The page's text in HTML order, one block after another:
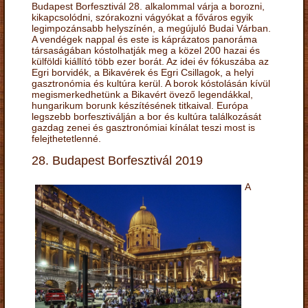
Budapest Borfesztivál 28. alkalommal várja a borozni,
kikapcsolódni, szórakozni vágyókat a főváros egyik
legimpozánsabb helyszínén, a megújuló Budai Várban.
A vendégek nappal és este is káprázatos panoráma
társaságában kóstolhatják meg a közel 200 hazai és
külföldi kiállító több ezer borát. Az idei év fókuszába az
Egri borvidék, a Bikavérek és Egri Csillagok, a helyi
gasztronómia és kultúra kerül. A borok kóstolásán kívül
megismerkedhetünk a Bikavért övező legendákkal,
hungarikum borunk készítésének titkaival. Európa
legszebb borfesztiválján a bor és kultúra találkozását
gazdag zenei és gasztronómiai kínálat teszi most is
felejthetetlenné.
28. Budapest Borfesztivál 2019
A